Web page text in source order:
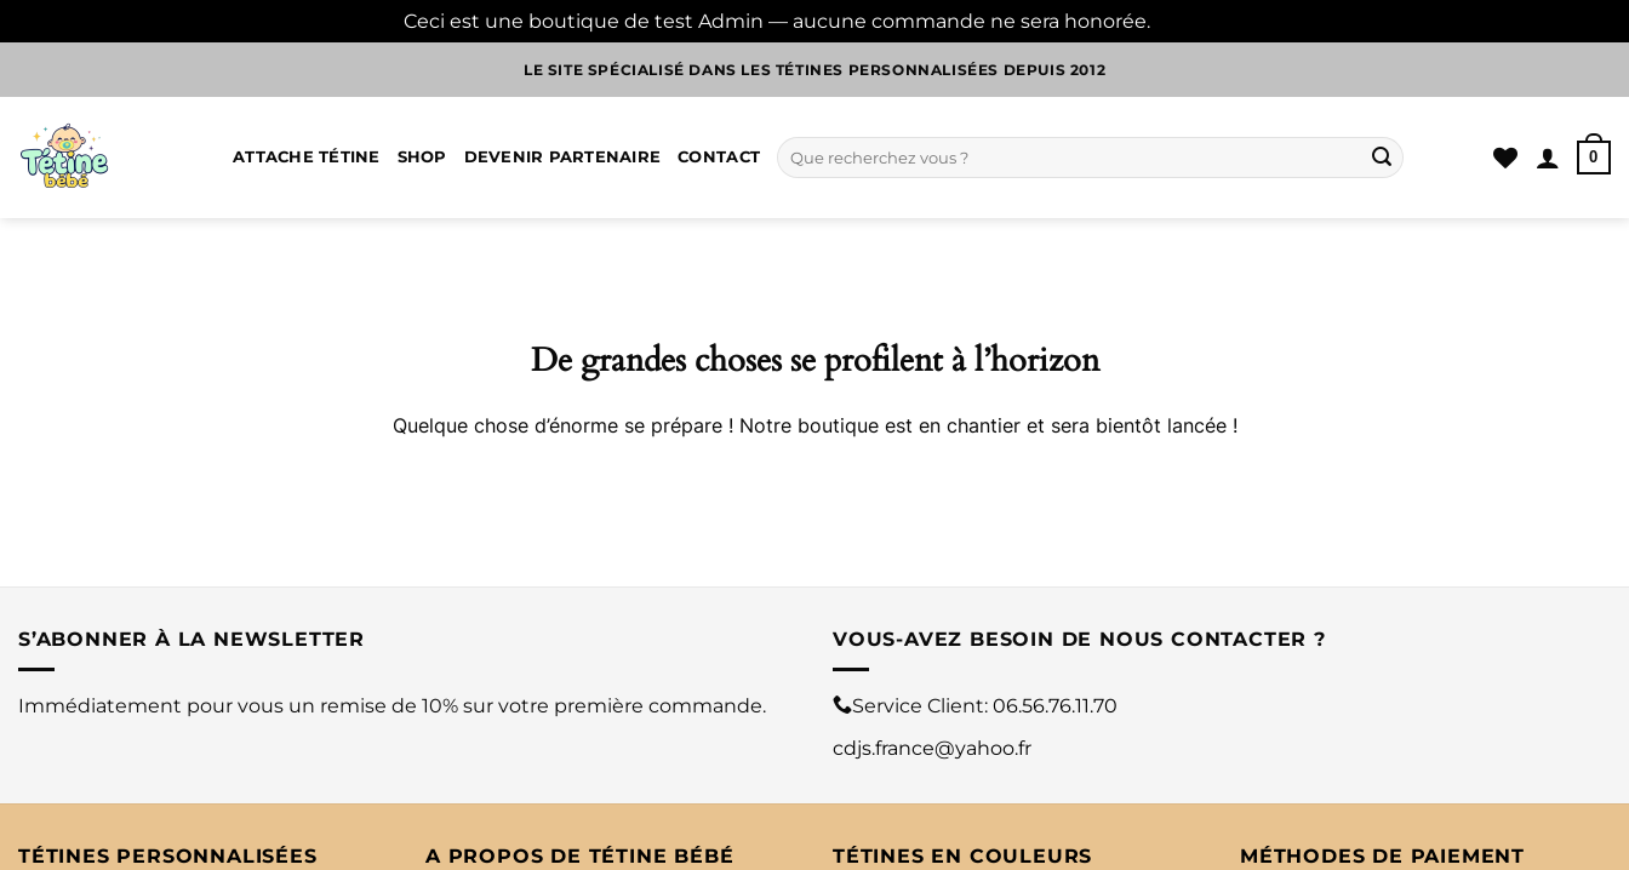
Ceci est une boutique de test Admin — aucune commande ne sera honorée.
LE SITE SPÉCIALISÉ DANS LES TÉTINES PERSONNALISÉES DEPUIS 2012
ATTACHE TÉTINE SHOP DEVENIR PARTENAIRE CONTACT
Recherche
pour :
0
De grandes choses se profilent à l’horizon
Quelque chose d’énorme se prépare ! Notre boutique est en chantier et sera bientôt lancée !
S’ABONNER À LA NEWSLETTER
Immédiatement pour vous un remise de 10% sur votre première commande.
VOUS-AVEZ BESOIN DE NOUS CONTACTER ?
Service Client: 06.56.76.11.70
cdjs.france@yahoo.fr
TÉTINES PERSONNALISÉES
A PROPOS DE TÉTINE BÉBÉ TÉTINES EN COULEURS MÉTHODES DE PAIEMENT